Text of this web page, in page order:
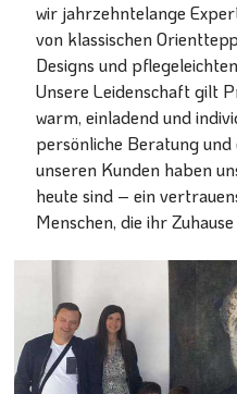
wir jahrzehntelange
von klassischen
Designs und
Unsere Leidenschaft gilt
warm, einladend und
persönliche Beratung
unseren Kunden haben
heute sind – ein
Menschen, die ihr